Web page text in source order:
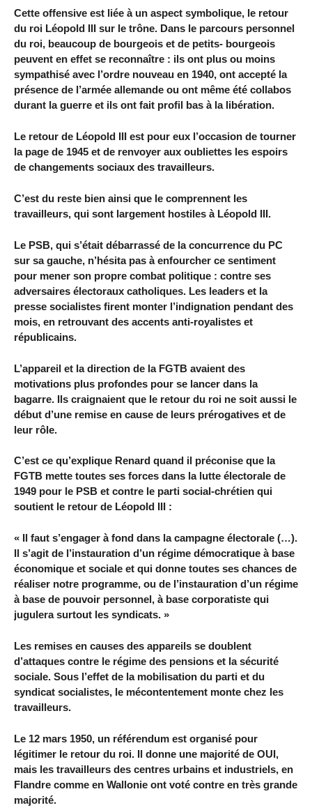
Cette offensive est liée à un aspect symbolique, le retour
du roi Léopold III sur le trône. Dans le parcours personnel
du roi, beaucoup de bourgeois et de petits- bourgeois
peuvent en effet se reconnaître : ils ont plus ou moins
sympathisé avec l’ordre nouveau en 1940, ont accepté la
présence de l’armée allemande ou ont même été collabos
durant la guerre et ils ont fait profil bas à la libération.
Le retour de Léopold III est pour eux l’occasion de tourner
la page de 1945 et de renvoyer aux oubliettes les espoirs
de changements sociaux des travailleurs.
C’est du reste bien ainsi que le comprennent les
travailleurs, qui sont largement hostiles à Léopold III.
Le PSB, qui s’était débarrassé de la concurrence du PC
sur sa gauche, n’hésita pas à enfourcher ce sentiment
pour mener son propre combat politique : contre ses
adversaires électoraux catholiques. Les leaders et la
presse socialistes firent monter l’indignation pendant des
mois, en retrouvant des accents anti-royalistes et
républicains.
L’appareil et la direction de la FGTB avaient des
motivations plus profondes pour se lancer dans la
bagarre. Ils craignaient que le retour du roi ne soit aussi le
début d’une remise en cause de leurs prérogatives et de
leur rôle.
C’est ce qu’explique Renard quand il préconise que la
FGTB mette toutes ses forces dans la lutte électorale de
1949 pour le PSB et contre le parti social-chrétien qui
soutient le retour de Léopold III :
« Il faut s’engager à fond dans la campagne électorale (…).
Il s’agit de l’instauration d’un régime démocratique à base
économique et sociale et qui donne toutes ses chances de
réaliser notre programme, ou de l’instauration d’un régime
à base de pouvoir personnel, à base corporatiste qui
jugulera surtout les syndicats. »
Les remises en causes des appareils se doublent
d’attaques contre le régime des pensions et la sécurité
sociale. Sous l’effet de la mobilisation du parti et du
syndicat socialistes, le mécontentement monte chez les
travailleurs.
Le 12 mars 1950, un référendum est organisé pour
légitimer le retour du roi. Il donne une majorité de OUI,
mais les travailleurs des centres urbains et industriels, en
Flandre comme en Wallonie ont voté contre en très grande
majorité.